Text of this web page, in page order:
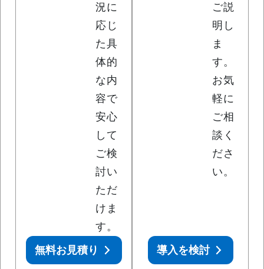
況に
応じ
た具
体的
な内
容で
安心
して
ご検
討い
ただ
けま
す。
無料お見積り
ご説
明し
ま
す。
お気
軽に
ご相
談く
ださ
い。
導入を検討